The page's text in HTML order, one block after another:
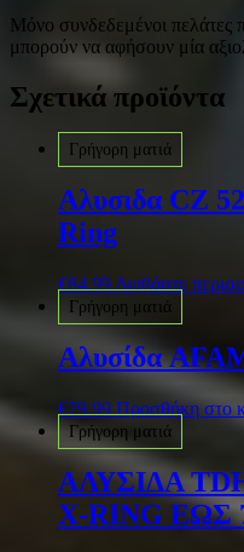
Μόνο συνδεδεμένοι πελάτες
μπορούν να αφήσουν μία
Σχετικά προϊόντα
Γρήγορη ματιά
Αλυσιδα CZ
Ring
€84.99 Διαβάστε
Γρήγορη ματιά
Αλυσίδα
€79.99 Προσθήκη στο
Γρήγορη ματιά
ΑΛΥΣΙΔΑ
X-RING ΕΩΣ